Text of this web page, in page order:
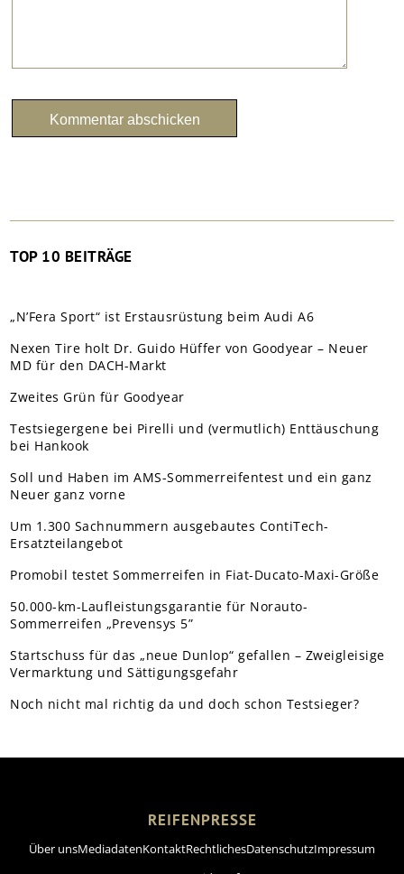
TOP 10 BEITRÄGE
„N’Fera Sport“ ist Erstausrüstung beim Audi A6
Nexen Tire holt Dr. Guido Hüffer von Goodyear – Neuer
MD für den DACH-Markt
Zweites Grün für Goodyear
Testsiegergene bei Pirelli und (vermutlich) Enttäuschung
bei Hankook
Soll und Haben im AMS-Sommerreifentest und ein ganz
Neuer ganz vorne
Um 1.300 Sachnummern ausgebautes ContiTech-
Ersatzteilangebot
Promobil testet Sommerreifen in Fiat-Ducato-Maxi-Größe
50.000-km-Laufleistungsgarantie für Norauto-
Sommerreifen „Prevensys 5”
Startschuss für das „neue Dunlop“ gefallen – Zweigleisige
Vermarktung und Sättigungsgefahr
Noch nicht mal richtig da und doch schon Testsieger?
REIFENPRESSE
Über unsMediadatenKontaktRechtlichesDatenschutzImpressum